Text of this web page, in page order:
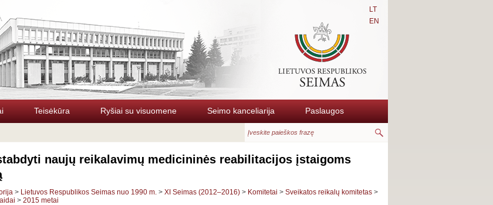
LT
EN
Teisėkūra Ryšiai su visuomene Seimo kanceliarija Paslaugos
naujų reikalavimų medicininės reabilitacijos įstaigoms
> Lietuvos Respublikos Seimas nuo 1990 m. > XI Seimas (2012–2016) > Komitetai > Sveikatos reikalų komitetas >
> 2015 metai